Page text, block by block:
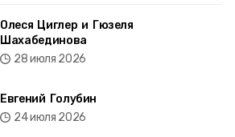
Олеся Циглер и Гюзеля
Шахабединова
28 июля 2026
Евгений Голубин
24 июля 2026